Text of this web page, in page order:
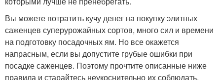
Вы можете потратить кучу денег на покупку элитных
саженцев суперурожайных сортов, много сил и времени
на подготовку посадочных ям. Но все окажется
напрасным, если вы допустите грубые ошибки при
посадке саженцев. Поэтому прочтите описанные ниже
правила и старайтесь неукоснительно их соблюдать.